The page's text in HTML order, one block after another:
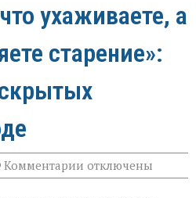
ухаживаете, а
старение»:
Комментарии к
записи
отключены